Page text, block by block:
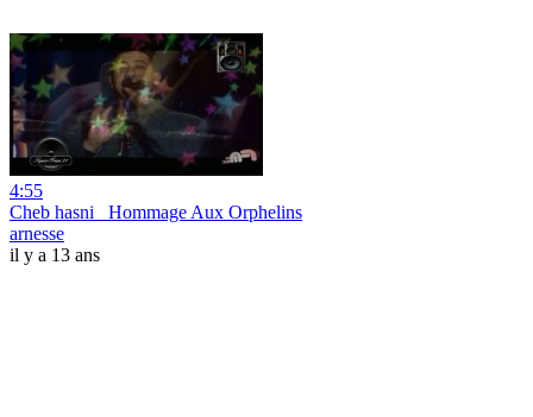
4:55
Cheb hasni _Hommage Aux Orphelins
arnesse
il y a 13 ans